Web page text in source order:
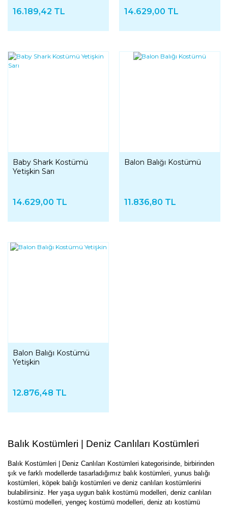
16.189,42 TL 14.629,00 TL
Baby Shark Kostümü
Yetişkin Sarı
14.629,00 TL
Balon Balığı Kostümü
11.836,80 TL
Balon Balığı Kostümü
Yetişkin
12.876,48 TL
Balık Kostümleri | Deniz Canlıları Kostümleri
Balık Kostümleri | Deniz Canlıları Kostümleri kategorisinde, birbirinden
şık ve farklı modellerde tasarladığımız balık kostümleri, yunus balığı
kostümleri, köpek balığı kostümleri ve deniz canlıları kostümlerini
bulabilirsiniz. Her yaşa uygun balık kostümü modelleri, deniz canlıları
kostümü modelleri, yengeç kostümü modelleri, deniz atı kostümü